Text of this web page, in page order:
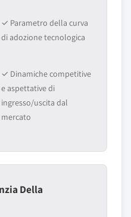
✓ Parametro della curva
di adozione tecnologica
✓ Dinamiche competitive
e aspettative di
ingresso/uscita dal
mercato
Della